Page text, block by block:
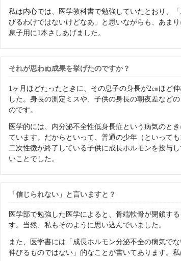
私は内心では、医学教科書で勉強していたとおり、
びるわけではないけどなあ」と思いながらも、あま
息子用に1本さしあげました。
それが思わぬ成果を挙げたのですか？
1ヶ月ほどたったときに、その息子の身長が2㎝ほど
した。身長の測定ミスや、子供の身長の朝夜差など
のです。
医学的には、内分泌不全性低身長症という病気のと
ています。だからといって、普通の少年（といって
二次性徴が終了している子供に成長ホルモンを投与
いことでした。
「信じられない」と言いますと？
医学部で勉強した医学によると、骨端軟骨が閉鎖す
す。当然、私もそのように思い込んでいました。
また、医学書には「成長ホルモン分泌不全の病気で
伸びるものではない」的なことが書いてあります。